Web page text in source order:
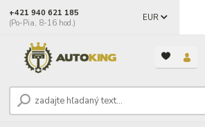
EUR
+421 940 621 185
(Po-Pia, 8-16 hod.)